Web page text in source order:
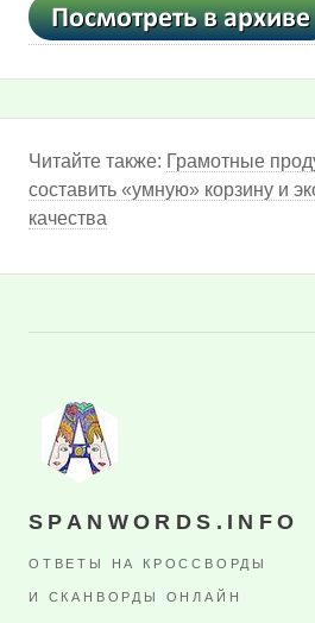
Читайте также: Грамотные
составить «умную» корзину и
качества
SPANWORDS.INFO
ОТВЕТЫ НА КРОССВОРДЫ
И СКАНВОРДЫ ОНЛАЙН